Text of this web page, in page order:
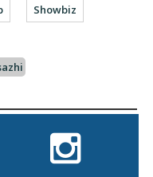
Showbiz